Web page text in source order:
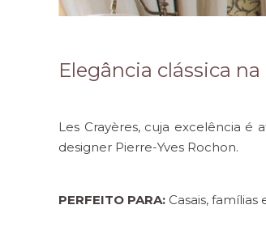
Elegância clássica
Les Crayères, cuja excelência é
designer Pierre-Yves Rochon.
PERFEITO PARA: Casais,